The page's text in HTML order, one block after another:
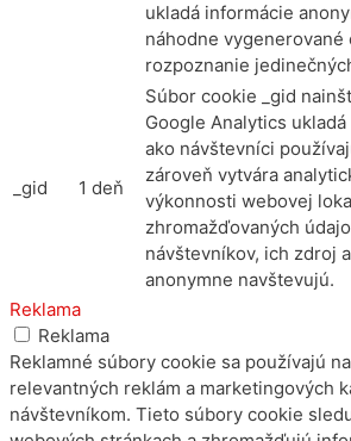
ukladá informácie
náhodne vygenerované
rozpoznanie
_gid 1 deň
Súbor cookie _gid
Google Analytics
ako návštevníci
zároveň vytvára
výkonnosti webovej
zhromažďovaných
návštevníkov, ich zdroj
anonymne navštevujú.
Reklama
Reklama
Reklamné súbory cookie sa používajú
relevantných reklám a marketingových
návštevníkom. Tieto súbory cookie